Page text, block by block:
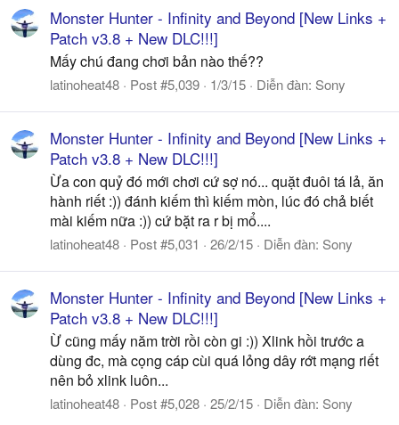
Monster Hunter - Infinity and Beyond [New Links +
Patch v3.8 + New DLC!!!]
Mấy chú đang chơi bản nào thế??
latinoheat48 Post #5,039 1/3/15 Diễn đàn: Sony
Monster Hunter - Infinity and Beyond [New Links +
Patch v3.8 + New DLC!!!]
Ừa con quỷ đó mới chơi cứ sợ nó... quặt đuôi tá lả, ăn
hành riết :)) đánh kiếm thì kiếm mòn, lúc đó chả biết
mài kiếm nữa :)) cứ bặt ra r bị mổ....
latinoheat48 Post #5,031 26/2/15 Diễn đàn: Sony
Monster Hunter - Infinity and Beyond [New Links +
Patch v3.8 + New DLC!!!]
Ừ cũng mấy năm trời rồi còn gi :)) Xlink hồi trước a
dùng đc, mà cọng cáp cùi quá lỏng dây rớt mạng riết
nên bỏ xlink luôn...
latinoheat48 Post #5,028 25/2/15 Diễn đàn: Sony